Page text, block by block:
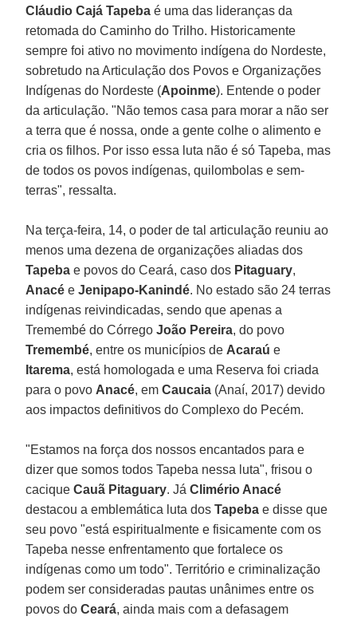
Cláudio Cajá Tapeba é uma das lideranças da
retomada do Caminho do Trilho. Historicamente
sempre foi ativo no movimento indígena do Nordeste,
sobretudo na Articulação dos Povos e Organizações
Indígenas do Nordeste (Apoinme). Entende o poder
da articulação. "Não temos casa para morar a não ser
a terra que é nossa, onde a gente colhe o alimento e
cria os filhos. Por isso essa luta não é só Tapeba, mas
de todos os povos indígenas, quilombolas e sem-
terras", ressalta.
Na terça-feira, 14, o poder de tal articulação reuniu ao
menos uma dezena de organizações aliadas dos
Tapeba e povos do Ceará, caso dos Pitaguary,
Anacé eJenipapo-Kanindé. No estado são 24 terras
indígenas reivindicadas, sendo que apenas a
Tremembé do CórregoJoão Pereira, do povo
Tremembé, entre os municípios de Acaraú e
Itarema, está homologada e uma Reserva foi criada
para o povo Anacé, emCaucaia (Anaí, 2017) devido
aos impactos definitivos do Complexo do Pecém.
"Estamos na força dos nossos encantados para e
dizer que somos todos Tapeba nessa luta", frisou o
caciqueCauã Pitaguary. JáClimério Anacé
destacou a emblemática luta dosTapeba e disse que
seu povo "está espiritualmente e fisicamente com os
Tapeba nesse enfrentamento que fortalece os
indígenas como um todo". Território e criminalização
podem ser consideradas pautas unânimes entre os
povos doCeará, ainda mais com a defasagem